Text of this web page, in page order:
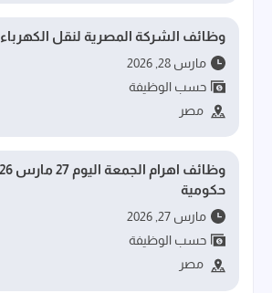
وظائف الشركة المصرية لنقل الكهرباء 2026
مارس 28, 2026
حسب الوظيفة
مصر
حكومية
مارس 27, 2026
حسب الوظيفة
مصر